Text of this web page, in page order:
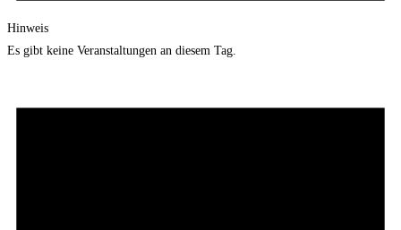
Hinweis
Es gibt keine Veranstaltungen an diesem Tag.